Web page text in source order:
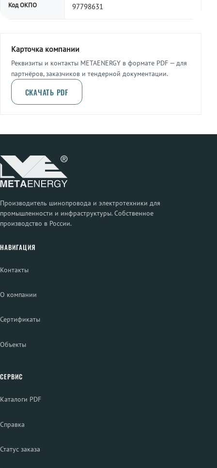
Код ОКПО 97798631
Карточка компании
Реквизиты и контакты METAENERGY в формате PDF — для
партнёров, заказчиков и тендерной документации.
СКАЧАТЬ PDF
Производитель шинопровода и электротехники для
промышленности и инфраструктуры. Собственное
производство в России.
НАВИГАЦИЯ
Контакты
О компании
Сертификаты
Объекты
СЕРВИС
Каталоги PDF
Справка
Статус заказа